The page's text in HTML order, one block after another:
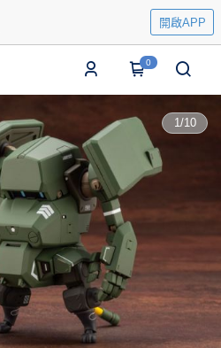
開啟APP
0
1/10